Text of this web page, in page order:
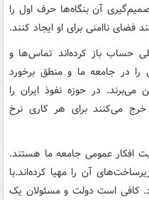
آن بنگاه‌ها حرف اول را
فضای ناامنی برای او ایجاد کنند.
حساب باز کرده‌اند تماس‌ها و
را در جامعه ما و منطق برخورد
در حوزه نفوذ ایران را
می‌کنند برای هر کاری نرخ
افکار عمومی جامعه ما هستند.
آن را مهیا کرده‌اند.با
کافی است دولت و مسئولان یک